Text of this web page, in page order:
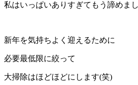
私はいっぱいありすぎてもう諦めま
新年を気持ちよく迎えるために
必要最低限に絞って
大掃除はほどほどにします(笑)